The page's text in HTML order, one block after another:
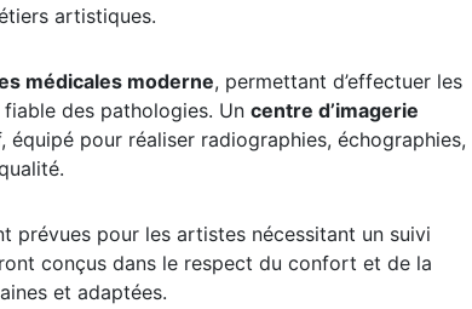
artistiques.
médicales moderne, permettant d’effectuer les
des pathologies. Un centre d’imagerie
pour réaliser radiographies, échographies,
prévues pour les artistes nécessitant un suivi
conçus dans le respect du confort et de la
et adaptées.